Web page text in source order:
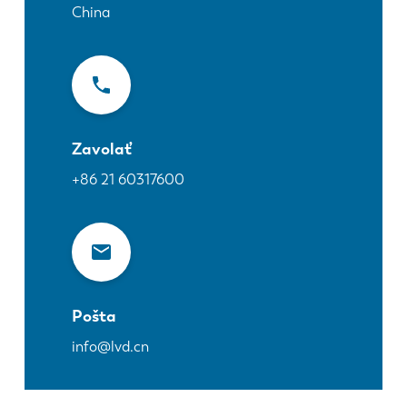
China
Zavolať
+86 21 60317600
Pošta
info@lvd.cn